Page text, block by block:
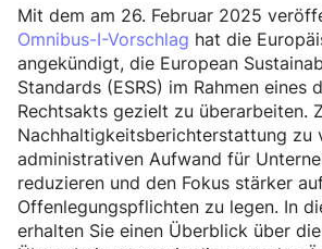
Mit dem am 26. Februar 2025
Omnibus-I-Vorschlag hat die
angekündigt, die European
Standards (ESRS) im Rahmen eines
Rechtsakts gezielt zu überarbeiten.
Nachhaltigkeitsberichterstattung zu
administrativen Aufwand für
reduzieren und den Fokus stärker
Offenlegungspflichten zu legen. In
erhalten Sie einen Überblick über